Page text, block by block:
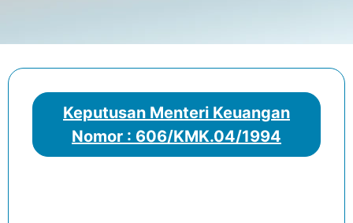
Keputusan Menteri Keuangan
Nomor : 606/KMK.04/1994